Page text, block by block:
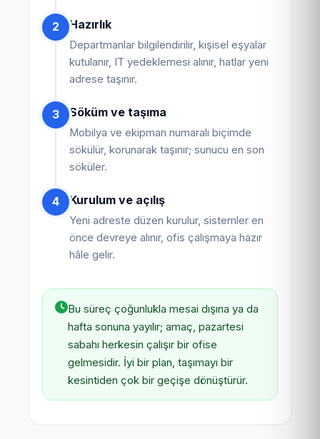
2 Hazırlık
Departmanlar bilgilendirilir, kişisel eşyalar
kutulanır, IT yedeklemesi alınır, hatlar yeni
adrese taşınır.
3 Söküm ve taşıma
Mobilya ve ekipman numaralı biçimde
sökülür, korunarak taşınır; sunucu en son
söküler.
4 Kurulum ve açılış
Yeni adreste düzen kurulur, sistemler en
önce devreye alınır, ofis çalışmaya hazır
hâle gelir.
Bu süreç çoğunlukla mesai dışına ya da
hafta sonuna yayılır; amaç, pazartesi
sabahı herkesin çalışır bir ofise
gelmesidir. İyi bir plan, taşımayı bir
kesintiden çok bir geçişe dönüştürür.